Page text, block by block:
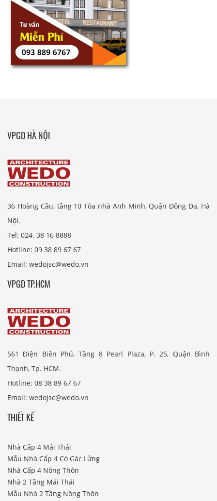
VPGD HÀ NỘI
36 Hoàng Cầu, tầng 10 Tòa nhà Anh Minh, Quận Đống Đa, Hà
Nội.
Tel: 024. 38 16 8888
Hotline: 09 38 89 67 67
Email: wedojsc@wedo.vn
VPGD TP.HCM
561 Điện Biên Phủ, Tầng 8 Pearl Plaza, P. 25, Quận Bình
Thạnh, Tp. HCM.
Hotline: 08 38 89 67 67
Email: wedojsc@wedo.vn
THIẾT KẾ
Nhà Cấp 4 Mái Thái
Mẫu Nhà Cấp 4 Có Gác Lửng
Nhà Cấp 4 Nông Thôn
Nhà 2 Tầng Mái Thái
Mẫu Nhà 2 Tầng Nông Thôn